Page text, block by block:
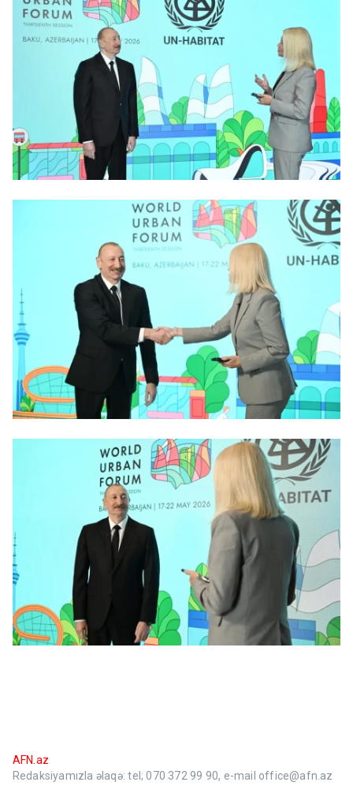
AFN.az
Redaksiyamızla əlaqə: tel; 070 372 99 90, e-mail office@afn.az